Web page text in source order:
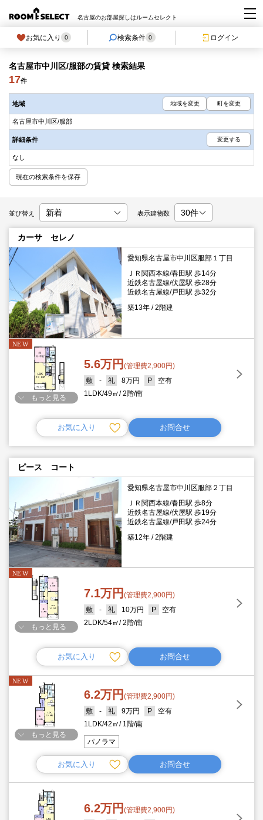
名古屋のお部屋探しはルームセレクト
お気に入り 0 検索条件 0 ログイン
名古屋市中川区/服部の賃貸 検索結果
17件
地域 地域を変更 町を変更
名古屋市中川区/服部
詳細条件 変更する
なし
現在の検索条件を保存
並び替え 表示建物数
カーサ セレノ
愛知県名古屋市中川区服部１丁目
ＪＲ関西本線/春田駅 歩14分
近鉄名古屋線/伏屋駅 歩28分
近鉄名古屋線/戸田駅 歩32分
築13年
2階建
もっと見る 2階 南
5.6万円(管理費2,900円)
-
8万円
1LDK 49㎡
空有
お気に入り お問合せ
ピース コート
愛知県名古屋市中川区服部２丁目
ＪＲ関西本線/春田駅 歩8分
近鉄名古屋線/伏屋駅 歩19分
近鉄名古屋線/戸田駅 歩24分
築12年
2階建
もっと見る 2階 南
7.1万円(管理費2,900円)
-
10万円
2LDK 54㎡
空有
お気に入り お問合せ
もっと見る
1階 南
6.2万円(管理費2,900円)
-
9万円
1LDK 42㎡
空有
パノラマ
お気に入り お問合せ
6.2万円(管理費2,900円)